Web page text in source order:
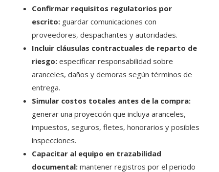
Confirmar requisitos regulatorios por
escrito: guardar comunicaciones con
proveedores, despachantes y autoridades.
Incluir cláusulas contractuales de reparto de
riesgo: especificar responsabilidad sobre
aranceles, daños y demoras según términos de
entrega.
Simular costos totales antes de la compra:
generar una proyección que incluya aranceles,
impuestos, seguros, fletes, honorarios y posibles
inspecciones.
Capacitar al equipo en trazabilidad
documental: mantener registros por el periodo